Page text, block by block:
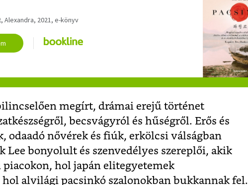
Alexandra, 2021, e-könyv
megírt, drámai erejű történet
becsvágyról és hűségről. Erős és
odaadó nővérek és fiúk, erkölcsi válságban
Lee bonyolult és szenvedélyes szereplői, akik
hol japán elitegyetemek
alvilági pacsinkó szalonokban bukkannak fel.